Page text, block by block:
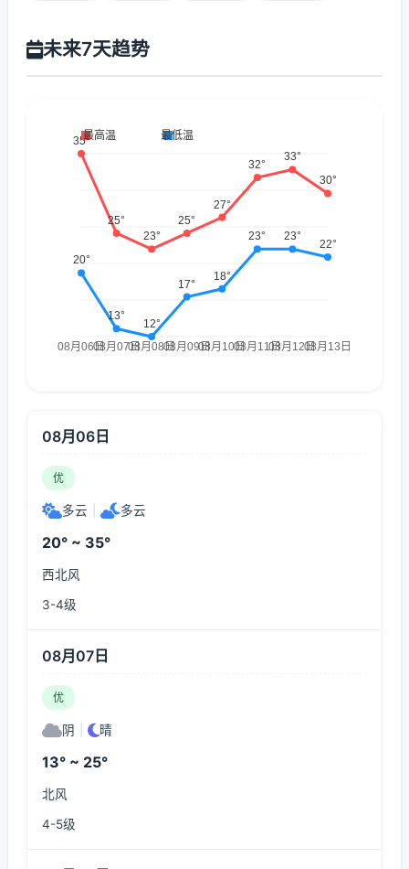
未来7天趋势
08月06日
优
多云 多云
20° ~ 35°
西北风
3-4级
08月07日
优
阴 晴
13° ~ 25°
北风
4-5级